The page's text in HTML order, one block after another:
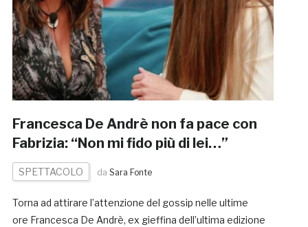
Francesca De Andrè non fa pace con
Fabrizia: “Non mi fido più di lei…”
SPETTACOLO da Sara Fonte
Torna ad attirare l’attenzione del gossip nelle ultime
ore Francesca De Andrè, ex gieffina dell’ultima edizione